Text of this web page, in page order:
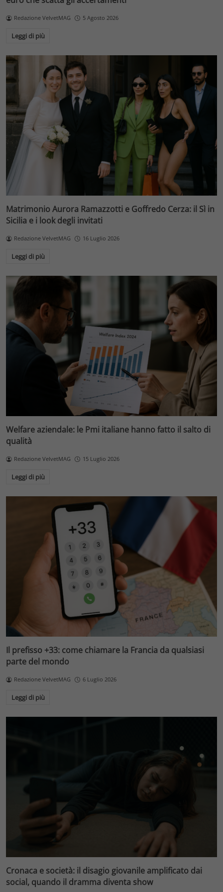
Redazione VelvetMAG 5 Agosto 2026
Leggi di più
Matrimonio Aurora Ramazzotti e Goffredo Cerza: il Sì in
Sicilia e i look degli invitati
Redazione VelvetMAG 16 Luglio 2026
Leggi di più
Welfare aziendale: le Pmi italiane hanno fatto il salto di
qualità
Redazione VelvetMAG 15 Luglio 2026
Leggi di più
Il prefisso +33: come chiamare la Francia da qualsiasi
parte del mondo
Redazione VelvetMAG 6 Luglio 2026
Leggi di più
Cronaca e società: il disagio giovanile amplificato dai
social, quando il dramma diventa show